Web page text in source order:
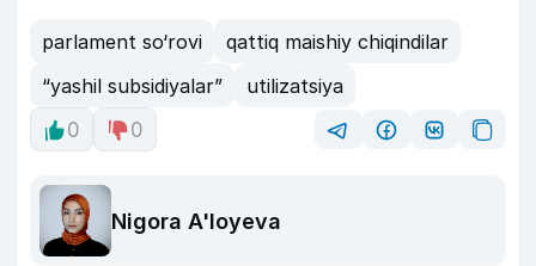
parlament so‘rovi
qattiq maishiy chiqindilar
“yashil subsidiyalar”
utilizatsiya
0
0
Nigora A'loyeva